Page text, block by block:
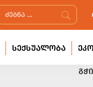
ᲡᲔᲥᲡᲣᲐᲚᲝᲑᲐ